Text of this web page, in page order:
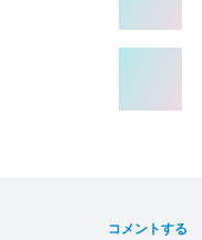
コメントする